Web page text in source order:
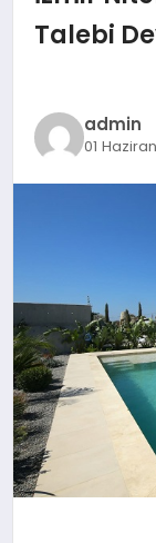
GÜNCEL
BESLENME
Talebi
admin
01